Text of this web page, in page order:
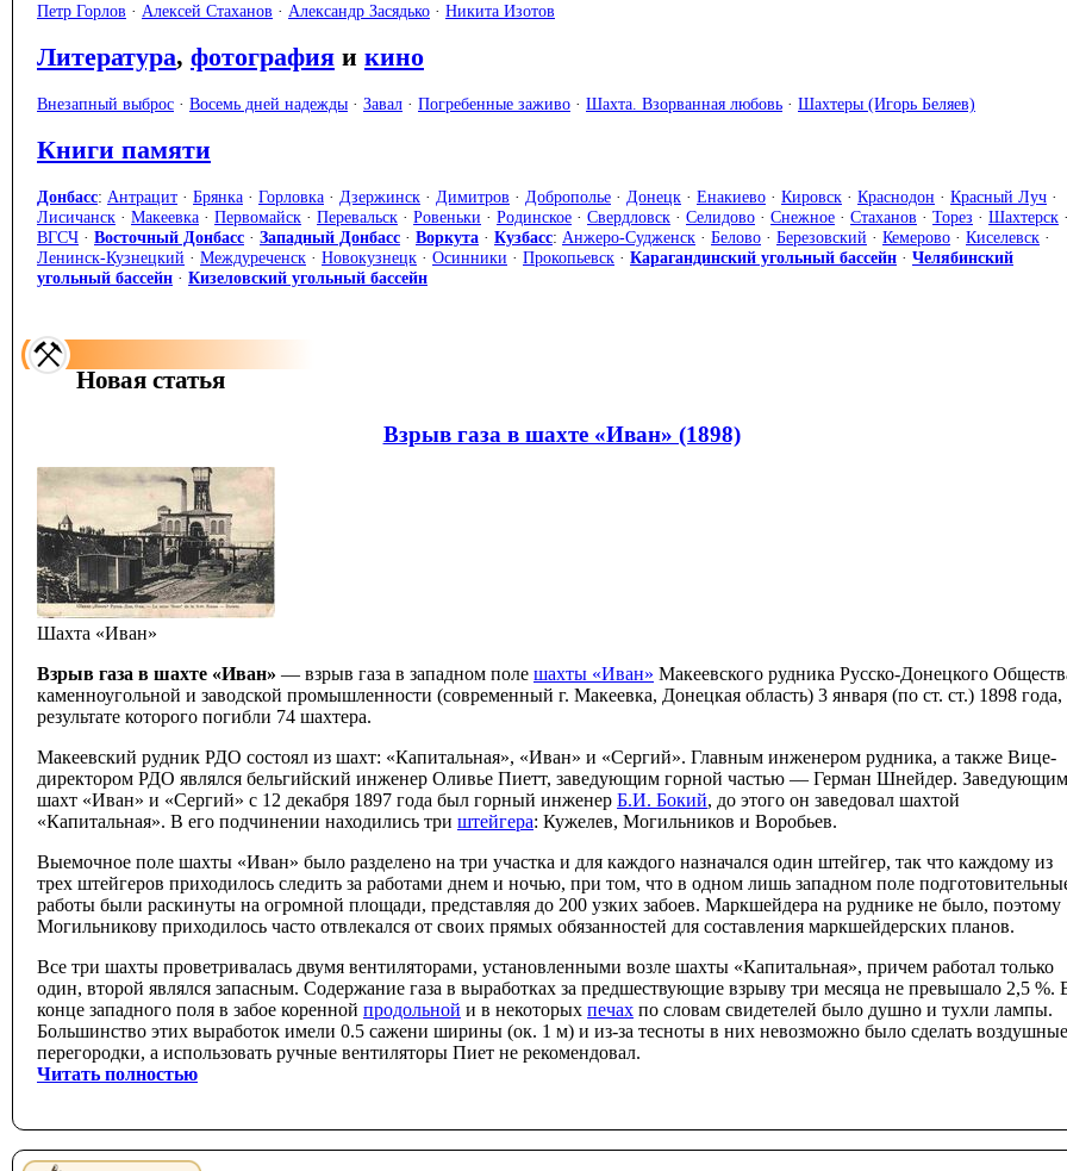
Петр Горлов · Алексей Стаханов · Александр Засядько · Никита Изотов
Литература, фотография и кино
Внезапный выброс · Восемь дней надежды · Завал · Погребенные заживо · Шахта. Взорванная любовь · Шахтеры (Игорь Беляев)
Книги памяти
Донбасс: Антрацит · Брянка · Горловка · Дзержинск · Димитров · Доброполье · Донецк · Енакиево · Кировск · Краснодон · Красный Луч ·
Лисичанск · Макеевка · Первомайск · Перевальск · Ровеньки · Родинское · Свердловск · Селидово · Снежное · Стаханов · Торез · Шахтерск
ВГСЧ · Восточный Донбасс · Западный Донбасс · Воркута · Кузбасс: Анжеро-Судженск · Белово · Березовский · Кемерово · Киселевск ·
Ленинск-Кузнецкий · Междуреченск · Новокузнецк · Осинники · Прокопьевск · Карагандинский угольный бассейн · Челябинский
угольный бассейн · Кизеловский угольный бассейн
Новая статья
Взрыв газа в шахте «Иван» (1898)
Шахта «Иван»
Взрыв газа в шахте «Иван» — взрыв газа в западном поле шахты «Иван» Макеевского рудника Русско-Донецкого
каменноугольной и заводской промышленности (современный г. Макеевка, Донецкая область) 3 января (по ст. ст.) 1898 года,
результате которого погибли 74 шахтера.
Макеевский рудник РДО состоял из шахт: «Капитальная», «Иван» и «Сергий». Главным инженером рудника, а также Вице-
директором РДО являлся бельгийский инженер Оливье Пиетт, заведующим горной частью — Герман Шнейдер. Заведующим
шахт «Иван» и «Сергий» с 12 декабря 1897 года был горный инженер Б.И. Бокий, до этого он заведовал шахтой
«Капитальная». В его подчинении находились три штейгера: Кужелев, Могильников и Воробьев.
Выемочное поле шахты «Иван» было разделено на три участка и для каждого назначался один штейгер, так что каждому из
трех штейгеров приходилось следить за работами днем и ночью, при том, что в одном лишь западном поле
работы были раскинуты на огромной площади, представляя до 200 узких забоев. Маркшейдера на руднике не было, поэтому
Могильникову приходилось часто отвлекался от своих прямых обязанностей для составления маркшейдерских планов.
Все три шахты проветривалась двумя вентиляторами, установленными возле шахты «Капитальная», причем работал только
один, второй являлся запасным. Содержание газа в выработках за предшествующие взрыву три месяца не превышало 2,5 %.
конце западного поля в забое коренной продольной и в некоторых печах по словам свидетелей было душно и тухли лампы.
Большинство этих выработок имели 0.5 сажени ширины (ок. 1 м) и из-за тесноты в них невозможно было сделать воздушные
перегородки, а использовать ручные вентиляторы Пиет не рекомендовал.
Читать полностью